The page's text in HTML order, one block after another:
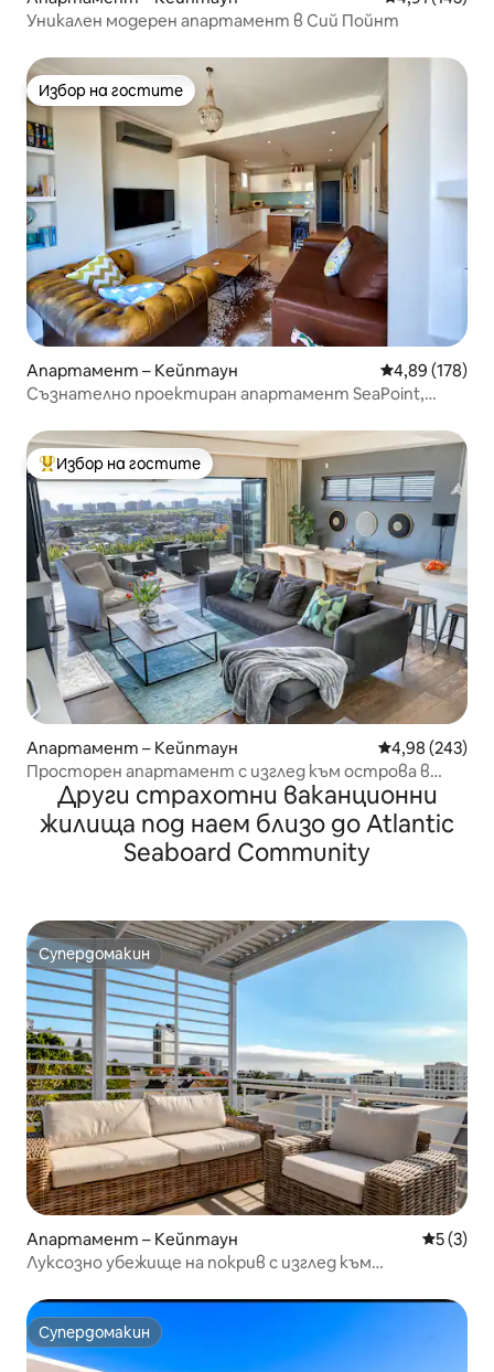
Уникален модерен апартамент в Сий Пойнт
Избор на гостите
Избор на гостите
Апартамент – Кейптаун Средна
4,89 (178)
Съзнателно проектиран апартамент SeaPoint,
Най-популярен избор на гостите
Избор на гостите
Апартамент – Кейптаун Средна
4,98 (243)
Просторен апартамент с изглед към острова в
Грийн Пойнт
Други страхотни ваканционни
жилища под наем близо до Atlantic
Seaboard Community
Супердомакин
Супердомакин
Апартамент – Кейптаун Средна
5 (3)
Луксозно убежище на покрив с изглед към
Супердомакин
Супердомакин